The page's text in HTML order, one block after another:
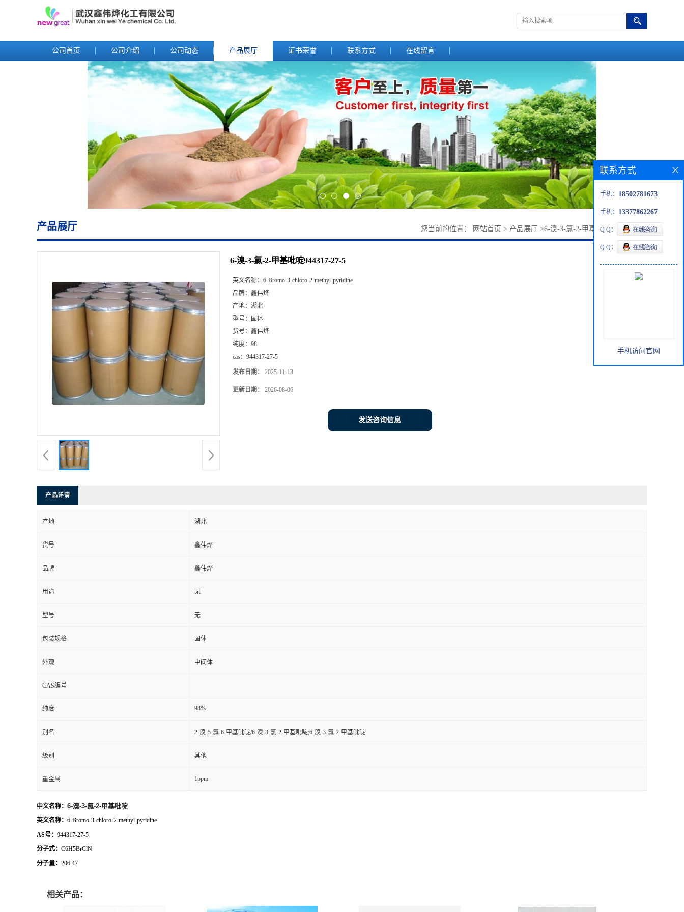
公司首页 公司介绍 公司动态 产品展厅 证书荣誉 联系方式 在线留言
产品展厅 您当前的位置： 网站首页 > 产品展厅 >6-溴-3-氯-2-甲基吡啶944317-27-5
6-溴-3-氯-2-甲基吡啶944317-27-5
英文名称： 6-Bromo-3-chloro-2-methyl-pyridine
品牌： 鑫伟烨
产地： 湖北
型号：
固体
货号： 鑫伟烨
纯度： 98
cas： 944317-27-5
发布日期： 2025-11-13
更新日期： 2026-08-06
发送咨询信息
产品详请
产地 湖北
货号 鑫伟烨
品牌 鑫伟烨
用途 无
型号 无
包装规格 固体
外观 中间体
CAS编号
纯度 98%
别名 2-溴-5-氯-6-甲基吡啶/6-溴-3-氯-2-甲基吡啶;6-溴-3-氯-2-甲基吡啶
级别 其他
重金属 1ppm
中文名称： 6-溴-3-氯-2-甲基吡啶
英文名称： 6-Bromo-3-chloro-2-methyl-pyridine
AS号： 944317-27-5
分子式： C6H5BrClN
分子量： 206.47
相关产品：
联系方式
手机： 18502781673
手机： 13377862267
Q Q：
Q Q：
手机访问官网